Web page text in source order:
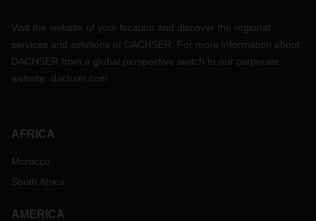
Visit the website of your location and discover the regional
services and solutions of DACHSER. For more information about
DACHSER from a global perspective switch to our corporate
website: dachser.com
AFRICA
Morocco
South Africa
AMERICA